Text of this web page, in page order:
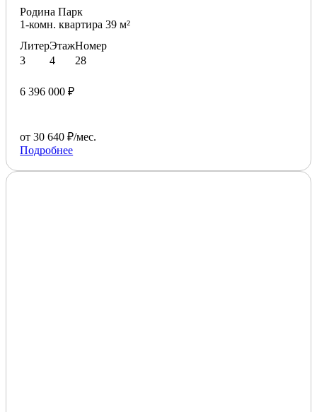
Родина Парк
1-комн. квартира 39 м²
Литер
3
Этаж
4
Номер
28
6 396 000 ₽
от 30 640 ₽/мес.
Подробнее